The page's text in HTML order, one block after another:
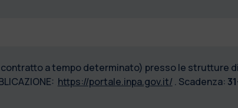
contratto a tempo determinato) presso le strutture
https://portale.inpa.gov.it/ . Scadenza: